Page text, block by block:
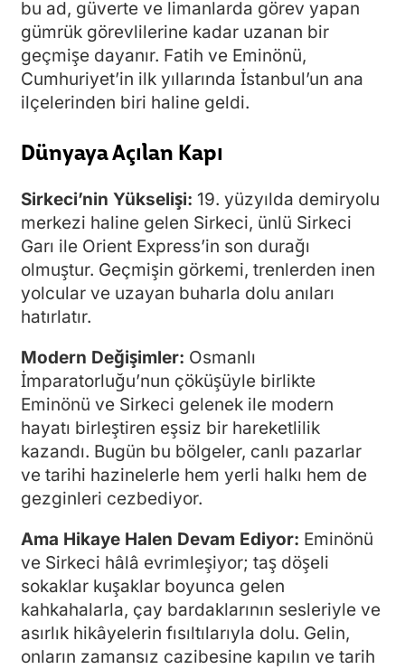
bu ad, güverte ve limanlarda görev yapan
gümrük görevlilerine kadar uzanan bir
geçmişe dayanır. Fatih ve Eminönü,
Cumhuriyet’in ilk yıllarında İstanbul’un ana
ilçelerinden biri haline geldi.
Dünyaya Açılan Kapı
Sirkeci’nin Yükselişi: 19. yüzyılda demiryolu
merkezi haline gelen Sirkeci, ünlü Sirkeci
Garı ile Orient Express’in son durağı
olmuştur. Geçmişin görkemi, trenlerden inen
yolcular ve uzayan buharla dolu anıları
hatırlatır.
Modern Değişimler: Osmanlı
İmparatorluğu’nun çöküşüyle birlikte
Eminönü ve Sirkeci gelenek ile modern
hayatı birleştiren eşsiz bir hareketlilik
kazandı. Bugün bu bölgeler, canlı pazarlar
ve tarihi hazinelerle hem yerli halkı hem de
gezginleri cezbediyor.
Ama Hikaye Halen Devam Ediyor: Eminönü
ve Sirkeci hâlâ evrimleşiyor; taş döşeli
sokaklar kuşaklar boyunca gelen
kahkahalarla, çay bardaklarının sesleriyle ve
asırlık hikâyelerin fısıltılarıyla dolu. Gelin,
onların zamansız cazibesine kapılın ve tarih